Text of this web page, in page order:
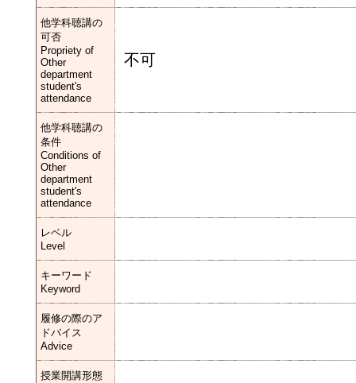
他学科聴講の
可否
Propriety of
Other
department
student's
attendance
不可
他学科聴講の
条件
Conditions of
Other
department
student's
attendance
レベル
Level
キーワード
Keyword
履修の際のア
ドバイス
Advice
授業開講形態